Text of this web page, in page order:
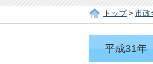
トップ> 市政
平成31年